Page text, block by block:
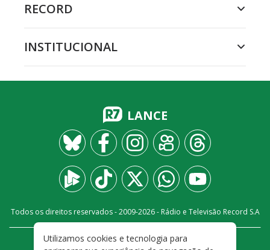
RECORD
INSTITUCIONAL
LANCE
Todos os direitos reservados - 2009-2026- Rádio e Televisão Record S.A
FALE CONOSCO PRIVACIDADE
Utilizamos cookies e tecnologia para